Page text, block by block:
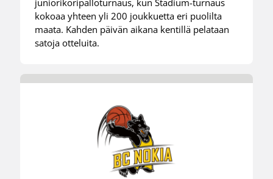
juniorikoripalloturnaus, kun Stadium-turnaus
kokoaa yhteen yli 200 joukkuetta eri puolilta
maata. Kahden päivän aikana kentillä pelataan
satoja otteluita.